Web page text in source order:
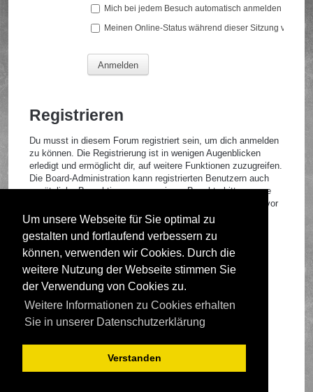
Um unsere Webseite für Sie optimal zu
gestalten und fortlaufend verbessern zu
können, verwenden wir Cookies. Durch die
weitere Nutzung der Webseite stimmen Sie
der Verwendung von Cookies zu.
Weitere Informationen zu Cookies erhalten
Sie in unserer Datenschutzerklärung
Verstanden
Mich bei jedem Besuch automatisch anmelden
Meinen Online-Status während dieser Sitzung
Registrieren
Du musst in diesem Forum registriert sein, um dich anmelden
zu können. Die Registrierung ist in wenigen Augenblicken
erledigt und ermöglicht dir, auf weitere Funktionen zuzugreifen.
Die Board-Administration kann registrierten Benutzern auch
zusätzliche Berechtigungen zuweisen. Beachte bitte unsere
Nutzungsbedingungen und die verwandten Regelungen, bevor
du dich registrierst. Bitte beachte auch die jeweiligen
Forenregeln, wenn du dich in diesem Board bewegst.
Nutzungsbedingungen|Datenschutzrichtlinie
Registrieren
Foren-Übersicht
Deutsche Übersetzung durchphpBB.de